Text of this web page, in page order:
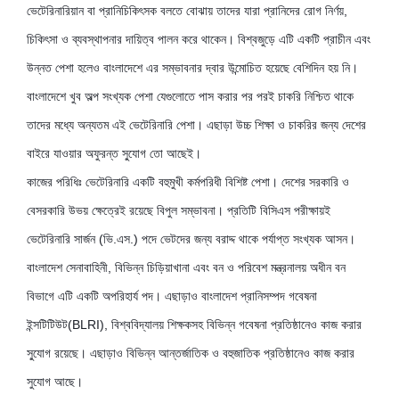
ভেটেরিনারিয়ান বা প্রানিচিকিৎসক বলতে বোঝায় তাদের যারা প্রানিদের রোগ নির্ণয়,
চিকিৎসা ও ব্যবস্থাপনার দায়িত্ব পালন করে থাকেন। বিশ্বজুড়ে এটি একটি প্রাচীন এবং
উন্নত পেশা হলেও বাংলাদেশে এর সম্ভাবনার দ্বার উন্মোচিত হয়েছে বেশিদিন হয় নি।
বাংলাদেশে খুব অল্প সংখ্যক পেশা যেগুলোতে পাস করার পর পরই চাকরি নিশ্চিত থাকে
তাদের মধ্যে অন্যতম এই ভেটেরিনারি পেশা। এছাড়া উচ্চ শিক্ষা ও চাকরির জন্য দেশের
বাইরে যাওয়ার অফুরন্ত সু্যোগ তো আছেই।
কাজের পরিধিঃ ভেটেরিনারি একটি বহুমুখী কর্মপরিধী বিশিষ্ট পেশা। দেশের সরকারি ও
বেসরকারি উভয় ক্ষেত্রেই রয়েছে বিপুল সম্ভাবনা। প্রতিটি বিসিএস পরীক্ষায়ই
ভেটেরিনারি সার্জন (ভি.এস.) পদে ভেটদের জন্য বরাদ্দ থাকে পর্যাপ্ত সংখ্যক আসন।
বাংলাদেশ সেনাবাহিনী, বিভিন্ন চিড়িয়াখানা এবং বন ও পরিবেশ মন্ত্রনালয় অধীন বন
বিভাগে এটি একটি অপরিহার্য পদ। এছাড়াও বাংলাদেশ প্রানিসম্পদ গবেষনা
ইন্সটিটিউট(BLRI), বিশ্ববিদ্যালয় শিক্ষকসহ বিভিন্ন গবেষনা প্রতিষ্ঠানেও কাজ করার
সু্যোগ রয়েছে। এছাড়াও বিভিন্ন আন্তর্জাতিক ও বহুজাতিক প্রতিষ্ঠানেও কাজ করার
সুযোগ আছে।